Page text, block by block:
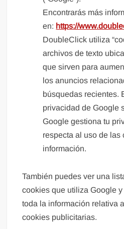
Encontrarás más
en: https://
DoubleClick utiliza
archivos de texto
que sirven para
los anuncios
búsquedas recientes.
privacidad de Google
Google gestiona tu
respecta al uso de las
información.
También puedes ver una
cookies que utiliza Google
toda la información relativa
cookies publicitarias.